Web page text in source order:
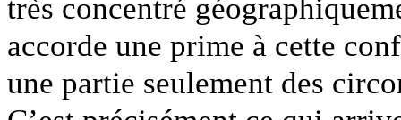
très concentré
accorde une prime à cette
une partie seulement des